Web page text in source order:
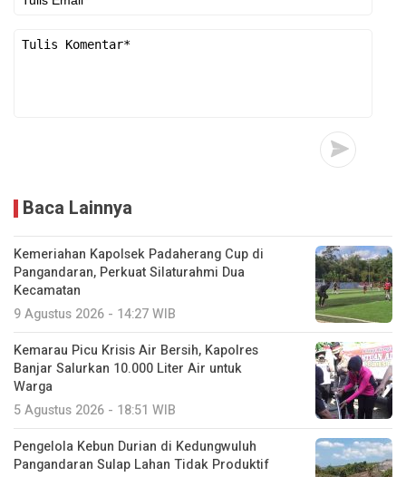
Baca Lainnya
Kemeriahan Kapolsek Padaherang Cup di
Pangandaran, Perkuat Silaturahmi Dua
Kecamatan
9 Agustus 2026 - 14:27 WIB
Kemarau Picu Krisis Air Bersih, Kapolres
Banjar Salurkan 10.000 Liter Air untuk
Warga
5 Agustus 2026 - 18:51 WIB
Pengelola Kebun Durian di Kedungwuluh
Pangandaran Sulap Lahan Tidak Produktif ‎